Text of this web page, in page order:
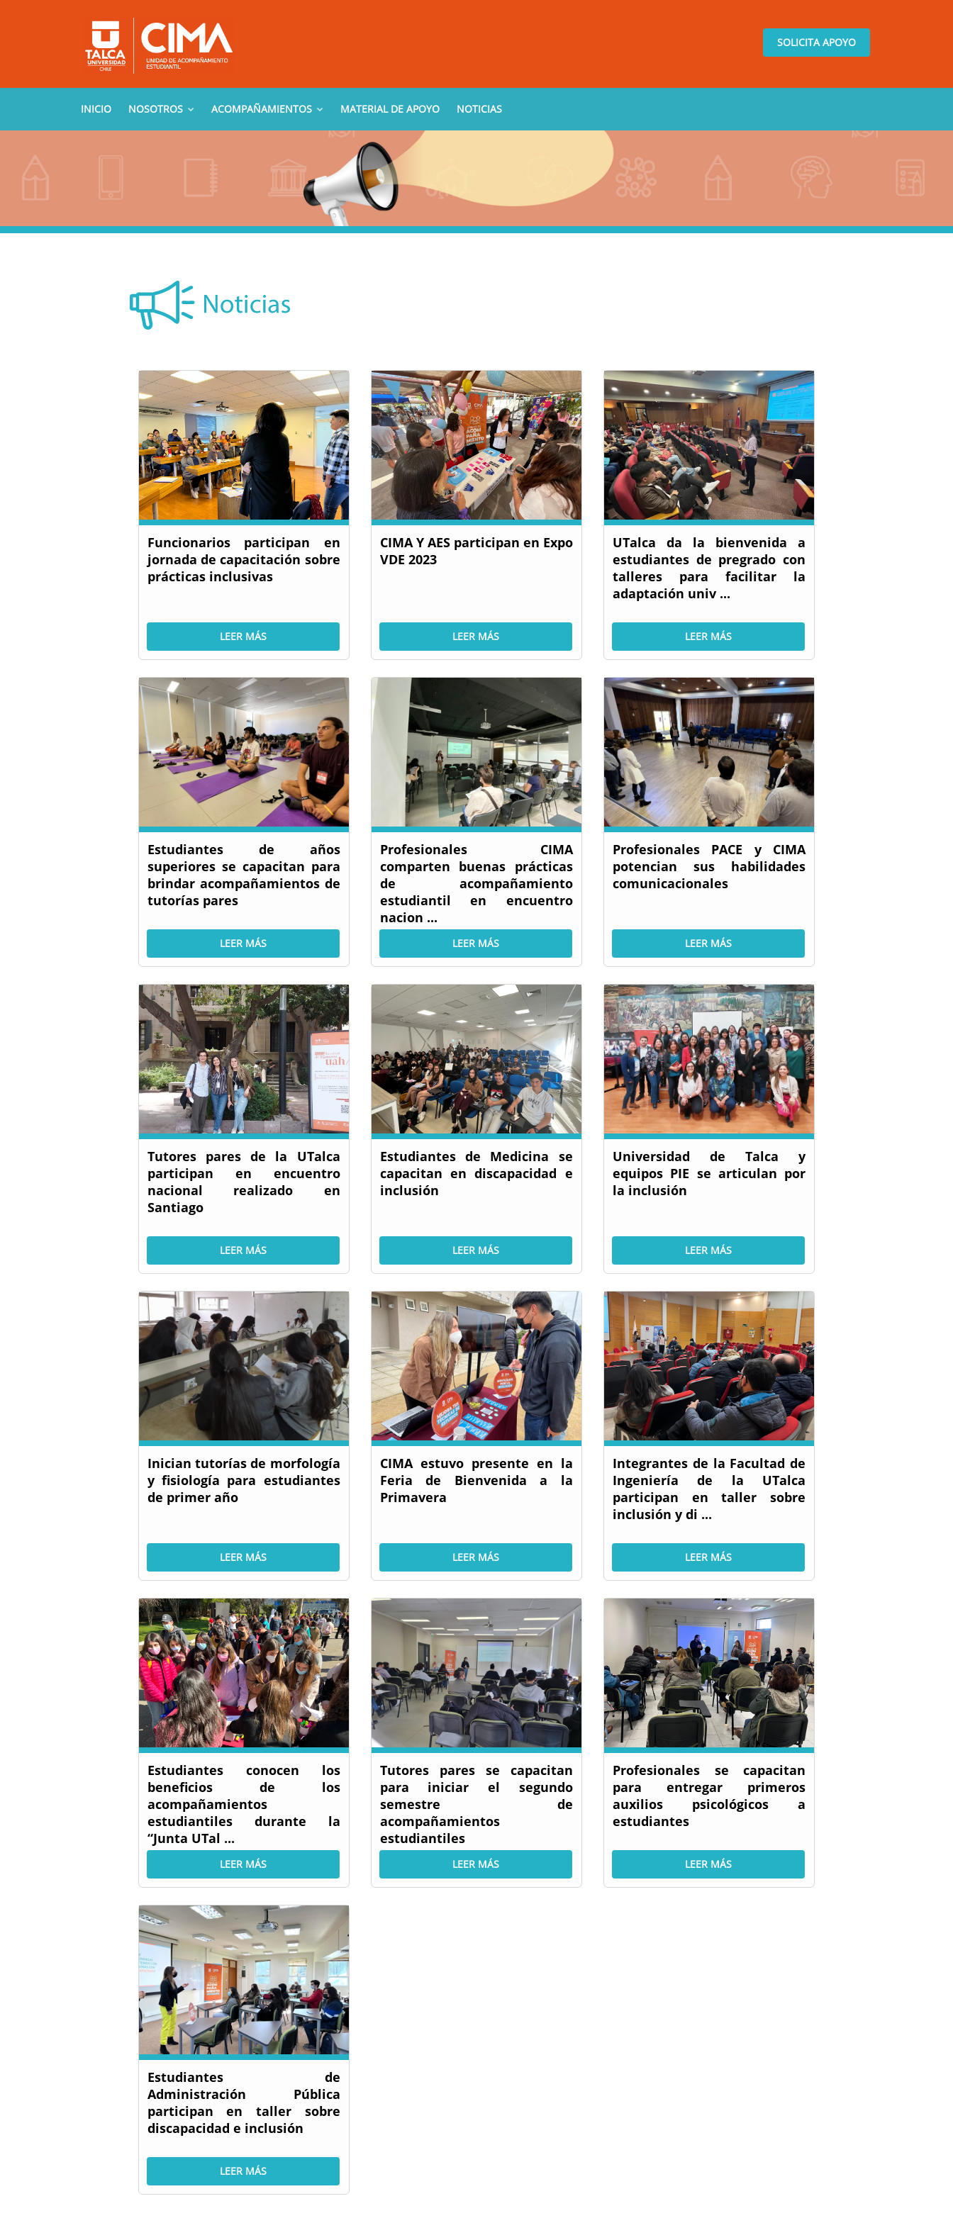
SOLICITA APOYO
INICIO NOSOTROS ACOMPAÑAMIENTOS MATERIAL DE APOYO NOTICIAS
Funcionarios participan en
jornada de capacitación sobre
prácticas inclusivas
LEER MÁS
CIMA Y AES participan en Expo
VDE 2023
LEER MÁS
UTalca da la bienvenida a
estudiantes de pregrado con
talleres para facilitar la
adaptación univ ...
LEER MÁS
Estudiantes de años
superiores se capacitan para
brindar acompañamientos de
tutorías pares
LEER MÁS
Profesionales CIMA
comparten buenas prácticas
de acompañamiento
estudiantil en encuentro
nacion ...
LEER MÁS
Profesionales PACE y CIMA
potencian sus habilidades
comunicacionales
LEER MÁS
Tutores pares de la UTalca
participan en encuentro
nacional realizado en
Santiago
LEER MÁS
Estudiantes de Medicina se
capacitan en discapacidad e
inclusión
LEER MÁS
Universidad de Talca y
equipos PIE se articulan por
la inclusión
LEER MÁS
Inician tutorías de morfología
y fisiología para estudiantes
de primer año
LEER MÁS
CIMA estuvo presente en la
Feria de Bienvenida a la
Primavera
LEER MÁS
Integrantes de la Facultad de
Ingeniería de la UTalca
participan en taller sobre
inclusión y di ...
LEER MÁS
Estudiantes conocen los
beneficios de los
acompañamientos
estudiantiles durante la
“Junta UTal ...
LEER MÁS
Tutores pares se capacitan
para iniciar el segundo
semestre de
acompañamientos
estudiantiles
LEER MÁS
Profesionales se capacitan
para entregar primeros
auxilios psicológicos a
estudiantes
LEER MÁS
Estudiantes de
Administración Pública
participan en taller sobre
discapacidad e inclusión
LEER MÁS